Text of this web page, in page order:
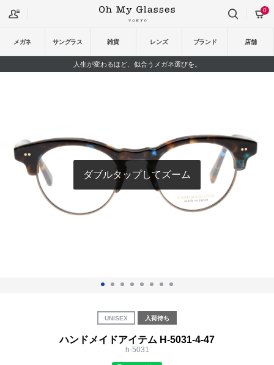
メガネ サングラス 雑貨 レンズ ブランド 店舗
0
人生が変わるほど、似合うメガネ選びを。
ダブルタップしてズーム
UNISEX 入荷待ち
ハンドメイドアイテム H-5031-4-47
h-5031